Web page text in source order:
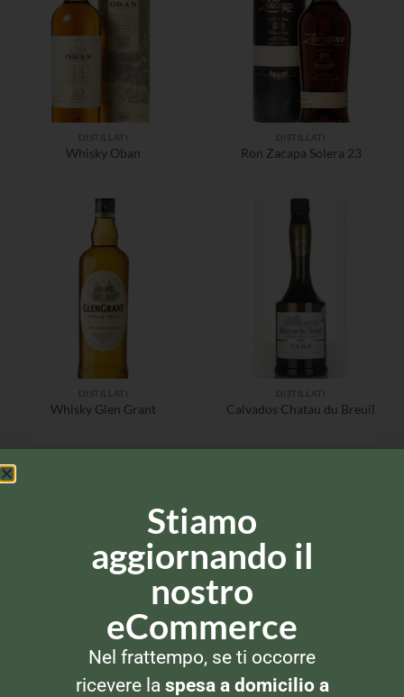
DISTILLATI
Whisky Oban
DISTILLATI
Ron Zacapa Solera 23
DISTILLATI
Whisky Glen Grant
DISTILLATI
Calvados Chatau du Breuil
DISTILLATI
Whisky Chivas Regal Gin Bosford
Stiamo
aggiornando il
nostro
eCommerce
Nel frattempo, se ti occorre
ricevere la spesa a domicilio a